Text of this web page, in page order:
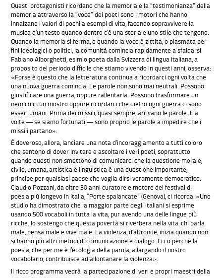
Questi protagonisti ricordano che la memoria e la “testimonianza” della
memoria attraverso la “voce” dei poeti sono i motori che hanno
innalzano i valori di pochi a esempi di vita, facendo sopravvivere la
musica d’un testo quando dentro c’é una storia e uno stile che tengono.
Quando la memoria si ferma, o quando la voce è zittita, o plasmata per
fini ideologici o politici, la comunità comincia rapidamente a sfaldarsi.
Fabiano Alborghetti, esimio poeta dalla Svizzera di lingua italiana, a
proposito del periodo difficile che stiamo vivendo in questi anni, osserva:
«Forse è questo che la letteratura continua a ricordarci ogni volta che
una nuova guerra comincia. Le parole non sono mai neutrali. Possono
giustificare una guerra, oppure rallentarla. Possono trasformare un
nemico in un mostro oppure ricordarci che dietro ogni guerra ci sono
esseri umani. Prima dei missili, quasi sempre, arrivano le parole. E a
volte — se siamo fortunati — sono proprio le parole a impedire che i
missili partano».
È doveroso, allora, lanciare una nota d’incoraggiamento a tutti coloro
che sentono di dover invitare e ascoltare i veri poeti, soprattutto
quando questi non smettono di comunicarci che la questione morale,
civile, umana, artistica e linguistica è una questione importante,
principe per qualsiasi paese che voglia dirsi veramente democratico.
Claudio Pozzani, da oltre 30 anni curatore e motore del festival di
poesia più longevo in Italia, “Porte spalancate” (Genova), ci ricorda: «Uno
studio ha dimostrato che la maggior parte degli italiani si esprime
usando 500 vocaboli in tutta la vita, pur avendo una delle lingue più
ricche. Io sostengo che questa povertà si riverbera nella vita: chi parla
male, pensa male e vive male. La violenza, d’altronde, inizia quando non
si hanno più altri metodi di comunicazione e dialogo. Ecco perché la
poesia, che per me è l’ecologia della parola, allargando il nostro
vocabolario, contribuisce ad allontanare la violenza».
Il ricco programma vedrà la partecipazione di veri e propri maestri della